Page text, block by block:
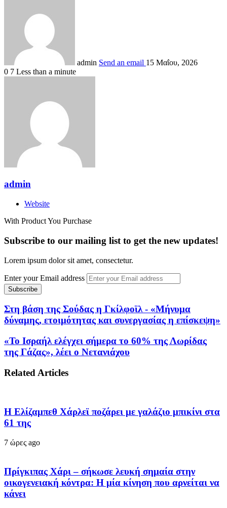
admin Send an email 15 Μαΐου, 2026
0 7 Less than a minute
admin
Website
With Product You Purchase
Subscribe to our mailing list to get the new updates!
Lorem ipsum dolor sit amet, consectetur.
Enter your Email address
Στη βάση της Σούδας η Γκίλφοϊλ - «Μήνυμα
δύναμης, ετοιμότητας και συνεργασίας η επίσκεψη»
«Το Ισραήλ ελέγχει σήμερα το 60% της Λωρίδας
της Γάζας», λέει ο Νετανιάχου
Related Articles
Η Ελίζαμπεθ Χάρλεϊ ποζάρει με γαλάζιο μπικίνι στα
61 της
7 ώρες ago
Πρίγκιπας Χάρι – σήκωσε λευκή σημαία στην
οικογενειακή κόντρα: Η μία κίνηση που αρνείται να
κάνει